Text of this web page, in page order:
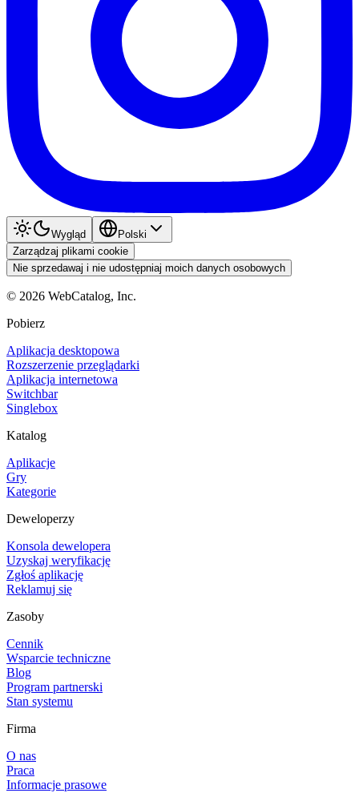
Wygląd
Polski
Zarządzaj plikami cookie
Nie sprzedawaj i nie udostępniaj moich danych osobowych
© 2026 WebCatalog, Inc.
Pobierz
Aplikacja desktopowa
Rozszerzenie przeglądarki
Aplikacja internetowa
Switchbar
Singlebox
Katalog
Aplikacje
Gry
Kategorie
Deweloperzy
Konsola dewelopera
Uzyskaj weryfikację
Zgłoś aplikację
Reklamuj się
Zasoby
Cennik
Wsparcie techniczne
Blog
Program partnerski
Stan systemu
Firma
O nas
Praca
Informacje prasowe